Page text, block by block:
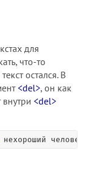
для
что-то
остался. В
<del>, он как
<del>
нехороший